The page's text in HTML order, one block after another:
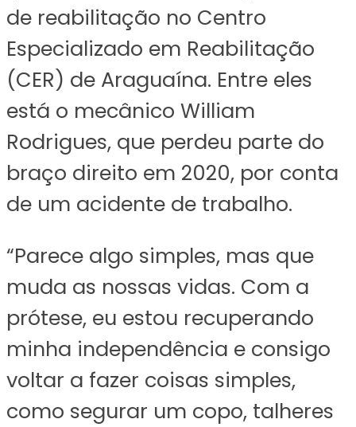
de reabilitação no Centro
Especializado em Reabilitação
(CER) de Araguaína. Entre eles
está o mecânico William
Rodrigues, que perdeu parte do
braço direito em 2020, por conta
de um acidente de trabalho.
“Parece algo simples, mas que
muda as nossas vidas. Com a
prótese, eu estou recuperando
minha independência e consigo
voltar a fazer coisas simples,
como segurar um copo, talheres